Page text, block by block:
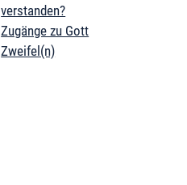
verstanden?
Zugänge zu Gott
Zweifel(n)